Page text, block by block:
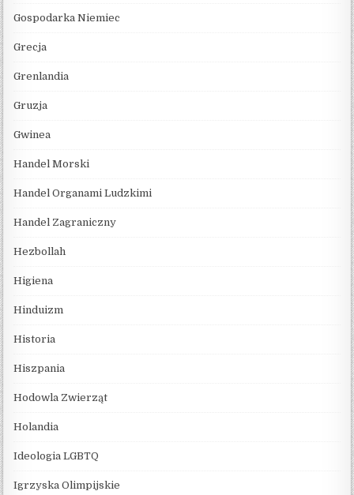
Gospodarka Niemiec
Grecja
Grenlandia
Gruzja
Gwinea
Handel Morski
Handel Organami Ludzkimi
Handel Zagraniczny
Hezbollah
Higiena
Hinduizm
Historia
Hiszpania
Hodowla Zwierząt
Holandia
Ideologia LGBTQ
Igrzyska Olimpijskie